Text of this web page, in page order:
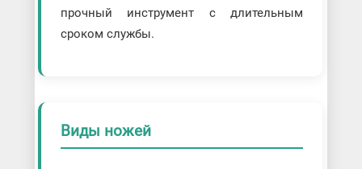
прочный инструмент с длительным
сроком службы.
Виды ножей